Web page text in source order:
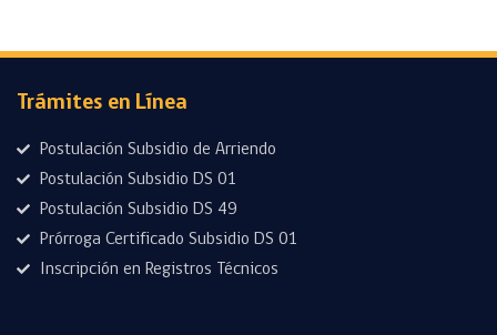
Trámites en Línea
Postulación Subsidio de Arriendo
Postulación Subsidio DS 01
Postulación Subsidio DS 49
Prórroga Certificado Subsidio DS 01
Inscripción en Registros Técnicos